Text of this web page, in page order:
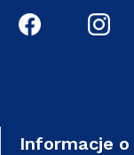
Informacje o